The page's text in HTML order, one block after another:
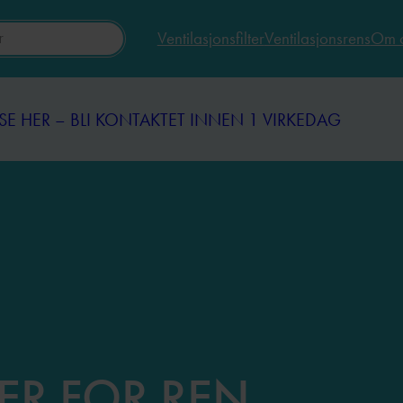
VentilasjonsfilterVentilasjonsrensOm
HER – BLI KONTAKTET INNEN 1 VIRKEDAG
HER – BLI KONTAKTET INNEN 1 VIRKEDAG